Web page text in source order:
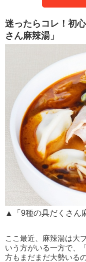
迷ったらコレ！初
さん麻辣湯」
▲「9種の具だくさん
ここ最近、麻辣湯は大
いう方がいる一方で、
方もまだまだ大勢いる